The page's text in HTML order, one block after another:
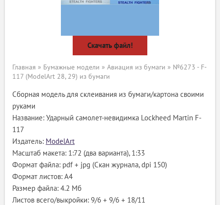
Скачать файл!
Главная » Бумажные модели » Авиация из бумаги » №6273 - F-
117 (ModelArt 28, 29) из бумаги
Сборная модель для склеивания из бумаги/картона своими
руками
Название: Ударный самолет-невидимка Lockheed Martin F-
117
Издатель: ModelArt
Масштаб макета: 1:72 (два варианта), 1:33
Формат файла: pdf + jpg (Скан журнала, dpi 150)
Формат листов: A4
Размер файла: 4.2 Мб
Листов всего/выкройки: 9/6 + 9/6 + 18/11